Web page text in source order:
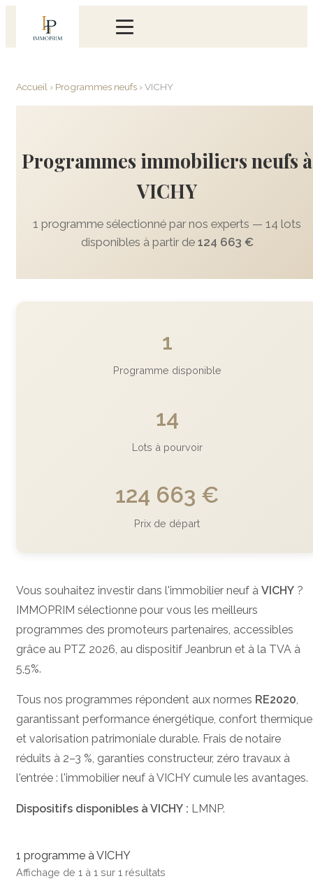
Accueil › Programmes neufs ›VICHY
Programmes immobiliers neufs à
VICHY
1 programme sélectionné par nos experts — 14 lots
disponibles à partir de 124 663 €
1
Programme disponible
14
Lots à pourvoir
124 663 €
Prix de départ
Vous souhaitez investir dans l'immobilier neuf à VICHY ?
IMMOPRIM sélectionne pour vous les meilleurs
programmes des promoteurs partenaires, accessibles
grâce au PTZ 2026, au dispositif Jeanbrun et à la TVA à
5,5%.
Tous nos programmes répondent aux normes RE2020,
garantissant performance énergétique, confort thermique
et valorisation patrimoniale durable. Frais de notaire
réduits à 2–3 %, garanties constructeur, zéro travaux à
l'entrée : l'immobilier neuf à VICHY cumule les avantages.
Dispositifs disponibles à VICHY : LMNP.
1 programme à VICHY
Affichage de 1 à 1 sur 1 résultats